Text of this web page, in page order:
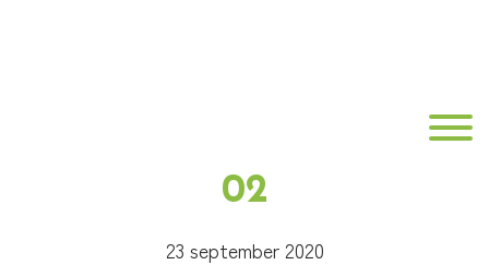
02
23 september 2020